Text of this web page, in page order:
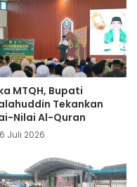
MTQH, Bupati
Tekankan
Nilai Al-Quran
Juli 2026